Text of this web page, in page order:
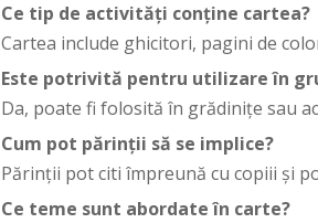
Ce tip de activități conține cartea?
Cartea include ghicitori, pagini de
Este potrivită pentru utilizare în
Da, poate fi folosită în grădinițe sau
Cum pot părinții să se implice?
Părinții pot citi împreună cu copiii și
Ce teme sunt abordate în carte?